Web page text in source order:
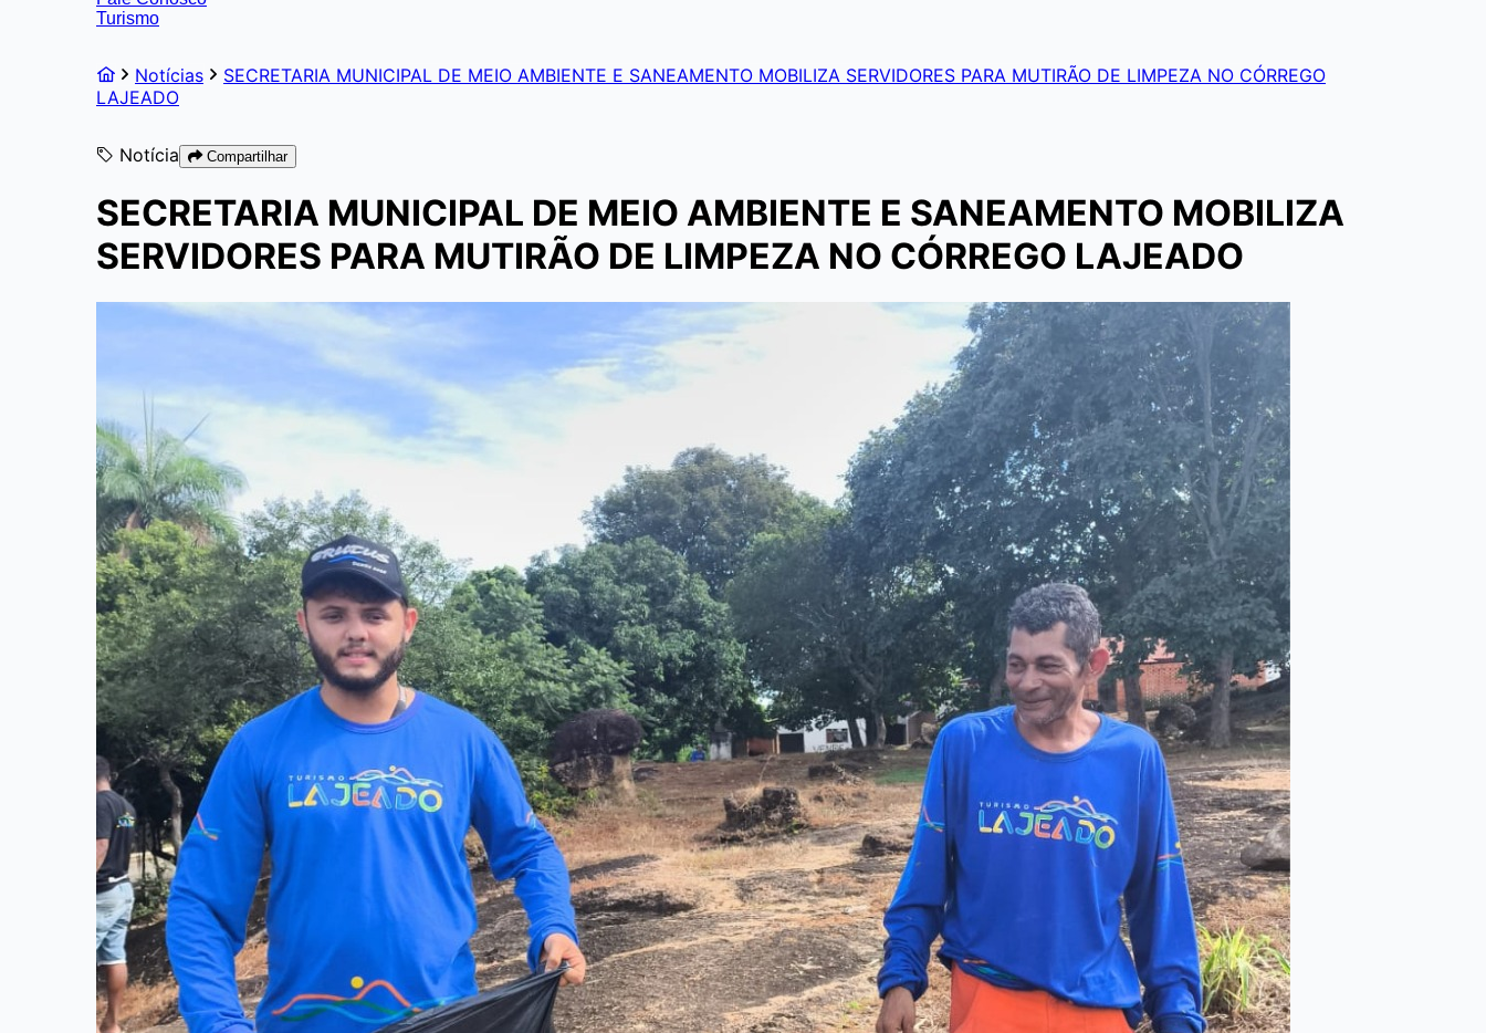
Turismo
Notícias
SECRETARIA MUNICIPAL DE MEIO AMBIENTE E SANEAMENTO MOBILIZA SERVIDORES PARA MUTIRÃO DE LIMPEZA NO CÓRREGO
LAJEADO
Notícia Compartilhar
SECRETARIA MUNICIPAL DE MEIO AMBIENTE E SANEAMENTO MOBILIZA
SERVIDORES PARA MUTIRÃO DE LIMPEZA NO CÓRREGO LAJEADO